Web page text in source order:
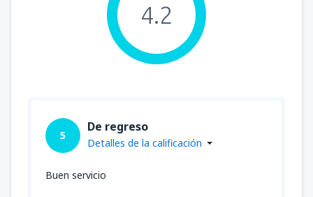
4.2
5
De regreso
Detalles de la calificación
Buen servicio